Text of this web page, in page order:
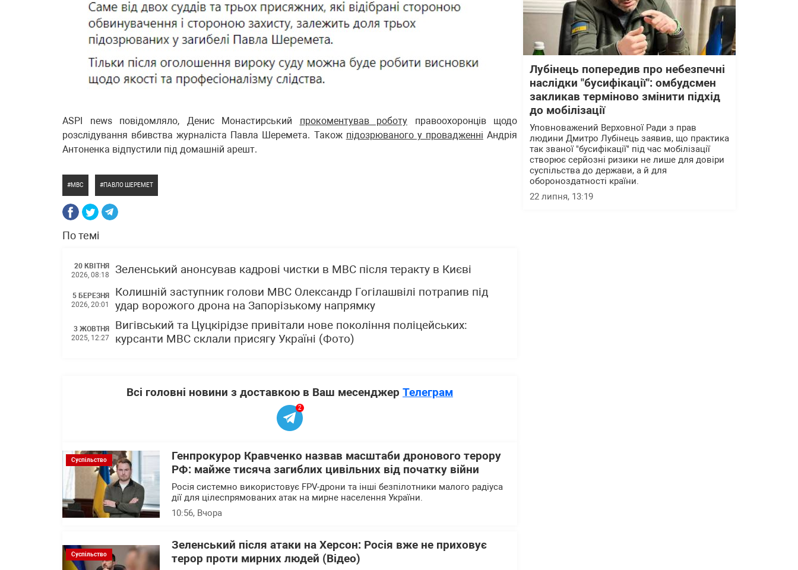
ASPI news повідомляло, Денис Монастирський прокоментував роботу правоохоронців щодо
розслідування вбивства журналіста Павла Шеремета. Також підозрюваного у провадженні Андрія
Антоненка відпустили під домашній арешт.
МВС ПАВЛО ШЕРЕМЕТ
По темі
20 КВІТНЯ
2026, 08:18
Зеленський анонсував кадрові чистки в МВС після теракту в Києві
5 БЕРЕЗНЯ
2026, 20:01
Колишній заступник голови МВС Олександр Гогілашвілі потрапив під
удар ворожого дрона на Запорізькому напрямку
3 ЖОВТНЯ
2025, 12:27
Вигівський та Цуцкірідзе привітали нове покоління поліцейських:
курсанти МВС склали присягу Україні (Фото)
Всі головні новини з доставкою в Ваш месенджер Телеграм
2
Суспільство
Генпрокурор Кравченко назвав масштаби дронового терору
РФ: майже тисяча загиблих цивільних від початку війни
Росія системно використовує FPV-дрони та інші безпілотники малого радіуса
дії для цілеспрямованих атак на мирне населення України.
10:56, Вчора
Суспільство
Зеленський після атаки на Херсон: Росія вже не приховує
терор проти мирних людей (Відео)
Лубінець попередив про небезпечні
наслідки "бусифікації": омбудсмен
закликав терміново змінити підхід
до мобілізації
Уповноважений Верховної Ради з прав
людини Дмитро Лубінець заявив, що практика
так званої "бусифікації" під час мобілізації
створює серйозні ризики не лише для довіри
суспільства до держави, а й для
обороноздатності країни.
22 липня, 13:19